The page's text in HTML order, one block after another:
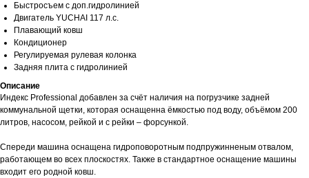
Быстросъем с доп.гидролинией
Двигатель YUCHAI 117 л.с.
Плавающий ковш
Кондиционер
Регулируемая рулевая колонка
Задняя плита с гидролинией
Описание
Индекс Professional добавлен за счёт наличия на погрузчике задней
коммунальной щетки, которая оснащенна ёмкостью под воду, объёмом 200
литров, насосом, рейкой и с рейки – форсункой.
Спереди машина оснащена гидроповоротным подпружинненым отвалом,
работающем во всех плоскостях. Также в стандартное оснащение машины
входит его родной ковш.